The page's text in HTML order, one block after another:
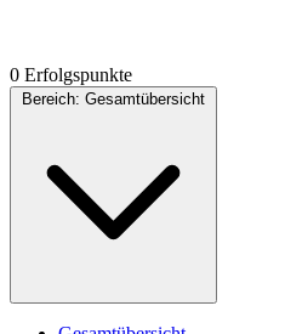
0 Erfolgspunkte
Bereich: Gesamtübersicht